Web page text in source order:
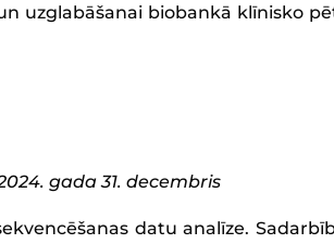
uzglabāšanai biobankā klīnisko
gada 31. decembris
datu analīze.